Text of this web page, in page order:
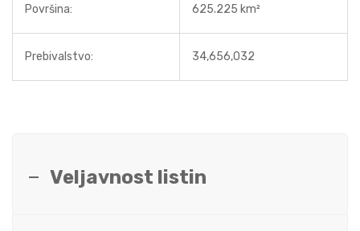
Površina: 625.225 km²
Prebivalstvo: 34,656,032
Veljavnost listin